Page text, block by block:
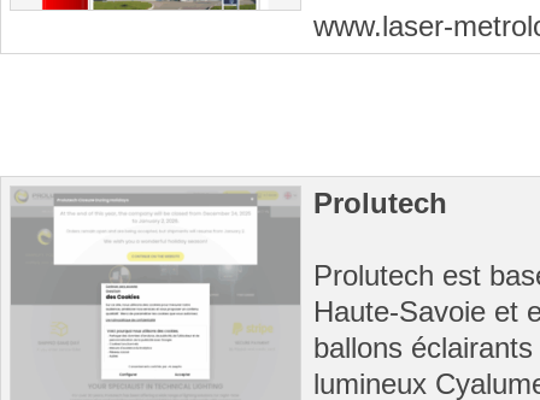
www.laser-
Prolutech
Prolutech est
Haute-Savoie et
ballons
lumineux